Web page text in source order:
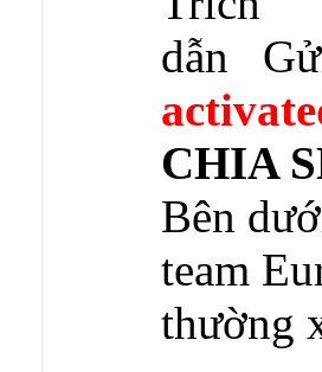
CHIA
Bên
team
thường